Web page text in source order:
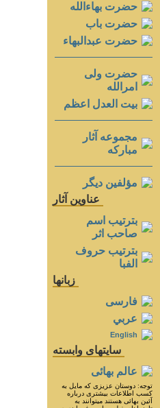
حضرت بهاءالله
حضرت باب
حضرت عبدالبهاء
حضرت ولی
امرالله
بيت العدل اعظم
مجموعه آثار
مباركه
مؤلفين ديگر
عناوين آثار
بترتيب اسم
صاحب اثر
بترتيب حروف
الفبا
زبانها
فارسی
عربي
English
سايتهای وابسته
عالم بهائی
توجه: دوستان عزيزى كه مايل به
كسب اطلاعات بيشترى درباره
آئين بهائى هستند ميتوانند به